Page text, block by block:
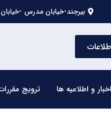
بیرجند-خیابان مدرس -خیابان
اخبار و اطلاعیه ها ترویج